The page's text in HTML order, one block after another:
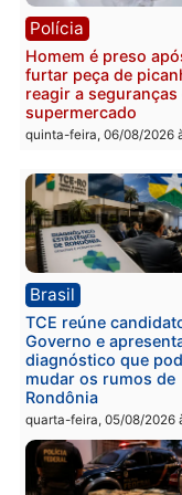
Polícia
Homem é preso
drogas durante
quinta-feira, 06/08/
Polícia
Homem é preso
furtar peça de
reagir a
supermercado
quinta-feira, 06/08/